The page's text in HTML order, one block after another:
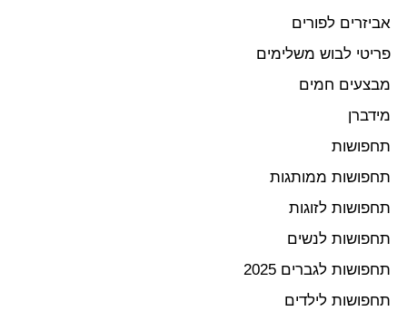
אביזרים לפורים
פריטי לבוש משלימים
מבצעים חמים
מידברן
תחפושות
תחפושות ממותגות
תחפושות לזוגות
תחפושות לנשים
תחפושות לגברים 2025
תחפושות לילדים